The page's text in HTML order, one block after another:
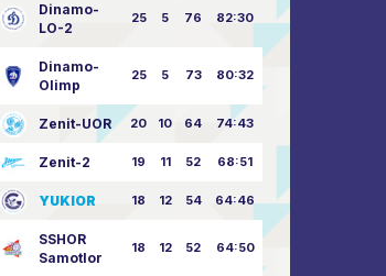
Dinamo-
LO-2
25 5 76 82:30
Dinamo-
Olimp
25 5 73 80:32
Zenit-UOR 20 10 64 74:43
Zenit-2 19 11 52 68:51
YUKIOR 18 12 54 64:46
SSHOR
Samotlor
18 12 52 64:50